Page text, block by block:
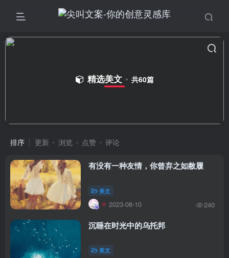
精选美文 共60篇
排序 更新 浏览 点赞 评论
有没有一种友情，你曾弃之如敝履
美文
2023-08-10 240
沉睡在时光中的乌托邦
美文